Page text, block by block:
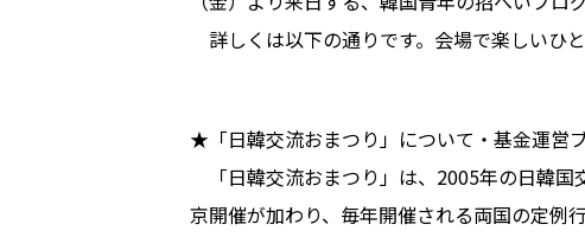
詳しくは以下の通りです。会場で楽しいひ
★「日韓交流おまつり」について・基金運営
「日韓交流おまつり」は、2005年の日韓国
京開催が加わり、毎年開催される両国の定例